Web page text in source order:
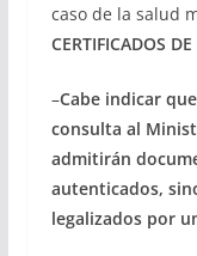
caso de la salud
CERTIFICADOS
–Cabe indicar
consulta al
admitirán
autenticados,
legalizados por